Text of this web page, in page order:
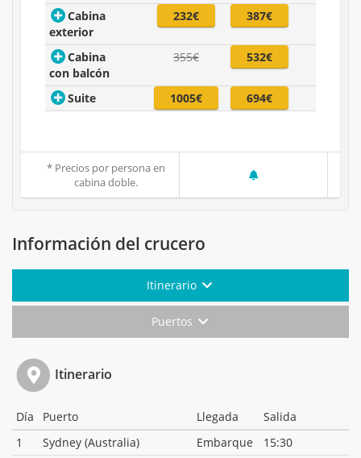
Cabina
exterior
232€ 387€
Cabina
con balcón
355€ 532€
Suite 1005€ 694€
* Precios por persona en
cabina doble.
Información del crucero
Itinerario
Puertos
Itinerario
Día Puerto Llegada
Salida
1
Sydney (Australia) Embarque
15:30